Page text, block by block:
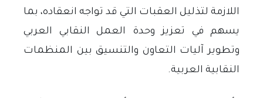
اللازمة لتذليل العقبات التي قد تواجه انعقاده، بما
يسهم في تعزيز وحدة العمل النقابي العربي
وتطوير آليات التعاون والتنسيق بين المنظمات
النقابية العربية.